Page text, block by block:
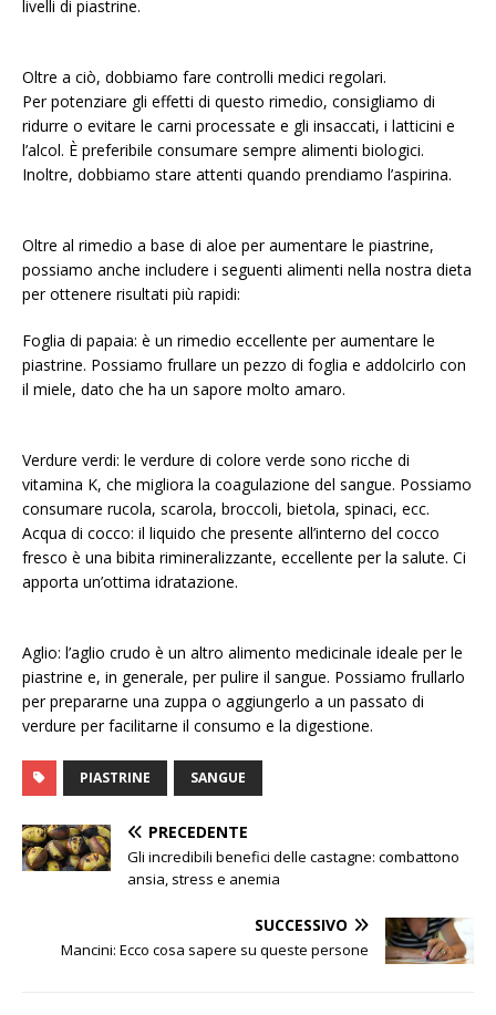
livelli di piastrine.
Oltre a ciò, dobbiamo fare controlli medici regolari.
Per potenziare gli effetti di questo rimedio, consigliamo di
ridurre o evitare le carni processate e gli insaccati, i latticini e
l’alcol. È preferibile consumare sempre alimenti biologici.
Inoltre, dobbiamo stare attenti quando prendiamo l’aspirina.
Oltre al rimedio a base di aloe per aumentare le piastrine,
possiamo anche includere i seguenti alimenti nella nostra dieta
per ottenere risultati più rapidi:
Foglia di papaia: è un rimedio eccellente per aumentare le
piastrine. Possiamo frullare un pezzo di foglia e addolcirlo con
il miele, dato che ha un sapore molto amaro.
Verdure verdi: le verdure di colore verde sono ricche di
vitamina K, che migliora la coagulazione del sangue. Possiamo
consumare rucola, scarola, broccoli, bietola, spinaci, ecc.
Acqua di cocco: il liquido che presente all’interno del cocco
fresco è una bibita rimineralizzante, eccellente per la salute. Ci
apporta un’ottima idratazione.
Aglio: l’aglio crudo è un altro alimento medicinale ideale per le
piastrine e, in generale, per pulire il sangue. Possiamo frullarlo
per prepararne una zuppa o aggiungerlo a un passato di
verdure per facilitarne il consumo e la digestione.
PIASTRINE SANGUE
PRECEDENTE
Gli incredibili benefici delle castagne: combattono
ansia, stress e anemia
SUCCESSIVO
Mancini: Ecco cosa sapere su queste persone